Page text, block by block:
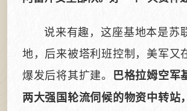
说来有趣，这座基地本是苏
地，后来被塔利班控制，美军又
爆发后将其扩建。 巴格拉姆空军
两大强国轮流伺候的物资中转站